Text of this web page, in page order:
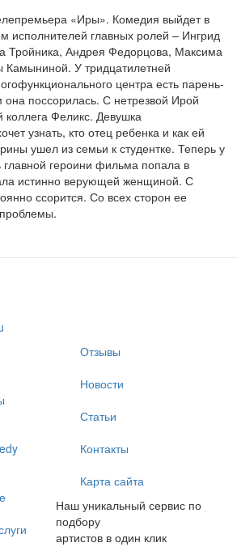
«Иры». Комедия выйдет в
исполнителей главных ролей – Ингрид
Тройника, Андрея Федорцова, Максима
Камыниной. У тридцатилетней
центра есть парень-
она поссорилась. С нетрезвой Ирой
Феликс. Девушка
узнать, кто отец ребенка и как ей
ушел из семьи к студентке. Теперь у
героини фильма попала в
истинно верующей женщиной. С
ссорится. Со всех сторон ее
Отзывы
Новости
Статьи
Контакты
Карта сайта
Наш уникальный сервис по
подбору
артистов в один клик